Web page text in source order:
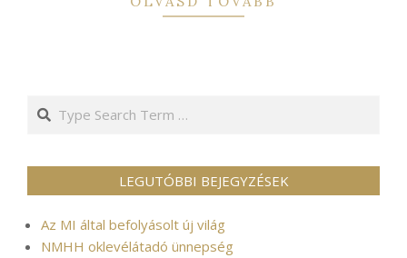
Search
LEGUTÓBBI BEJEGYZÉSEK
Az MI által befolyásolt új világ
NMHH oklevélátadó ünnepség